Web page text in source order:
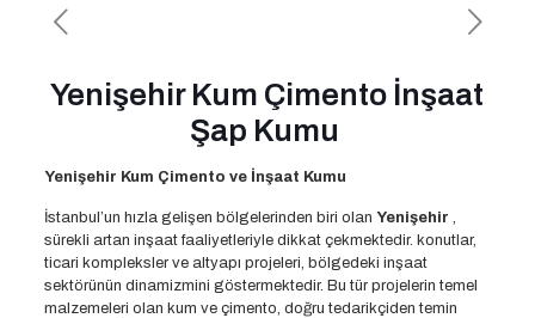
Yenişehir Kum Çimento İnşaat
Şap Kumu
Yenişehir Kum Çimento ve İnşaat Kumu
İstanbul’un hızla gelişen bölgelerinden biri olan Yenişehir ,
sürekli artan inşaat faaliyetleriyle dikkat çekmektedir. konutlar,
ticari kompleksler ve altyapı projeleri, bölgedeki inşaat
sektörünün dinamizmini göstermektedir. Bu tür projelerin temel
malzemeleri olan kum ve çimento, doğru tedarikçiden temin